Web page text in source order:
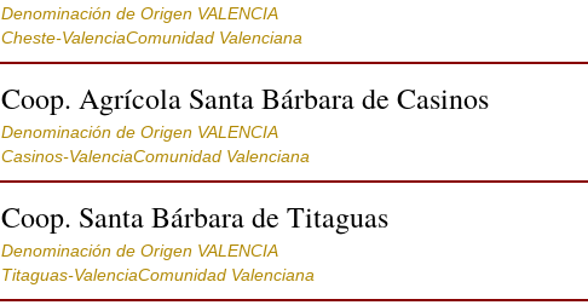
Denominación de Origen VALENCIA
Cheste-ValenciaComunidad Valenciana
Coop. Agrícola Santa Bárbara de Casinos
Denominación de Origen VALENCIA
Casinos-ValenciaComunidad Valenciana
Coop. Santa Bárbara de Titaguas
Denominación de Origen VALENCIA
Titaguas-ValenciaComunidad Valenciana